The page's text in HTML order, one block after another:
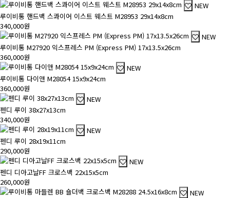
NEW
루이비통 핸드백 스콰이어 이스트 웨스트 M28953 29x14x8cm
340,000원
NEW
루이비통 M27920 익스프레스 PM (Express PM) 17x13.5x26cm
360,000원
NEW
루이비통 다이앤 M28054 15x9x24cm
360,000원
NEW
펜디 루이 38x27x13cm
340,000원
NEW
펜디 루이 28x19x11cm
290,000원
NEW
펜디 디아고날FF 크로스백 22x15x5cm
260,000원
NEW